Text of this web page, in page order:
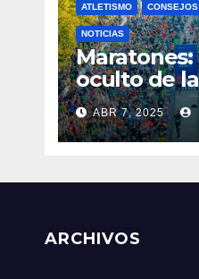
ATLETISMO CONSEJOS
NOTICIAS
Maratones:
oculto de la
resistencia
ABR 7, 2025
ARCHIVOS